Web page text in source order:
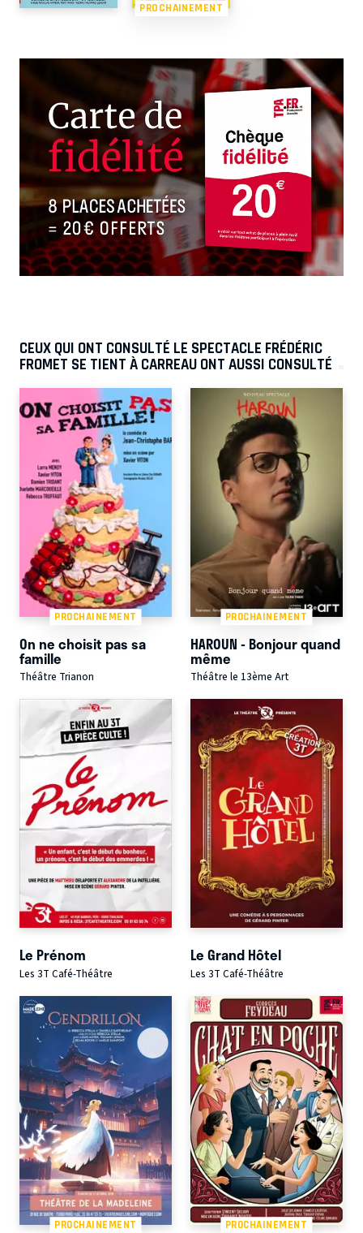
PROCHAINEMENT
CEUX QUI ONT CONSULTÉ LE SPECTACLE FRÉDÉRIC
FROMET SE TIENT À CARREAU ONT AUSSI CONSULTÉ
PROCHAINEMENT
On ne choisit pas sa
famille
Théâtre Trianon
PROCHAINEMENT
HAROUN - Bonjour quand
même
Théâtre le 13ème Art
Le Prénom
Les 3T Café-Théâtre
Le Grand Hôtel
Les 3T Café-Théâtre
PROCHAINEMENT PROCHAINEMENT